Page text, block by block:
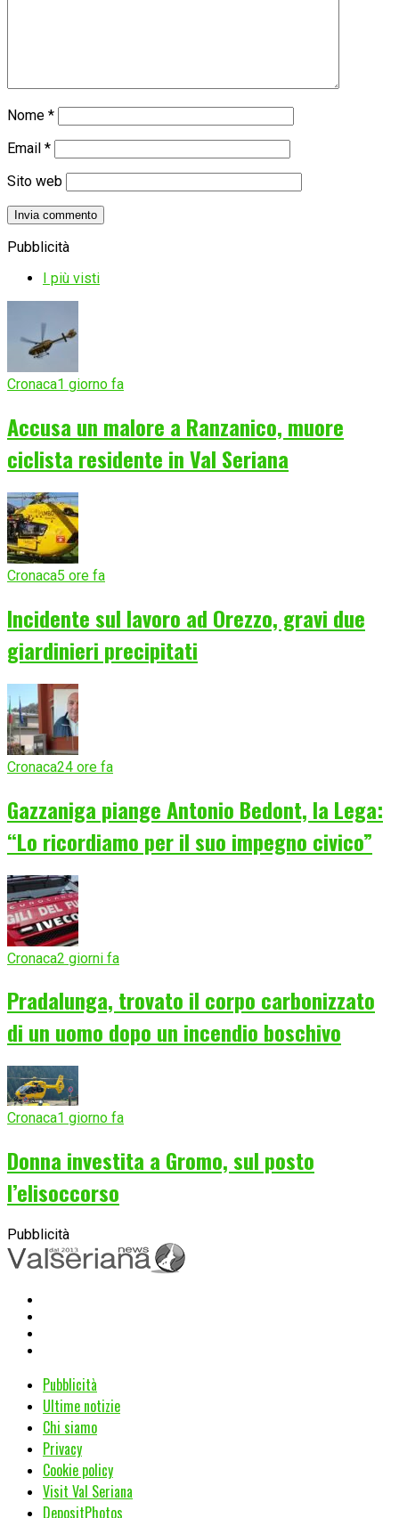
Nome *
Email *
Sito web
Pubblicità
I più visti
Cronaca1 giorno fa
Accusa un malore a Ranzanico, muore
ciclista residente in Val Seriana
Cronaca5 ore fa
Incidente sul lavoro ad Orezzo, gravi due
giardinieri precipitati
Cronaca24 ore fa
Gazzaniga piange Antonio Bedont, la Lega:
“Lo ricordiamo per il suo impegno civico”
Cronaca2 giorni fa
Pradalunga, trovato il corpo carbonizzato
di un uomo dopo un incendio boschivo
Cronaca1 giorno fa
Donna investita a Gromo, sul posto
l’elisoccorso
Pubblicità
Pubblicità
Ultime notizie
Chi siamo
Privacy
Cookie policy
Visit Val Seriana
DepositPhotos